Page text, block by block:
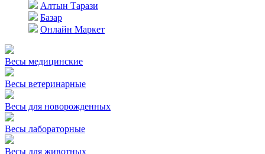
Алтын Тарази
Базар
Онлайн Маркет
Весы медицинские
Весы ветеринарные
Весы для новорожденных
Весы лабораторные
Весы для животных